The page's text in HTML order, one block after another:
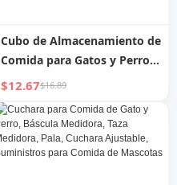
Cubo de Almacenamiento de
Comida para Gatos y Perros,
Barril Sellado a Prueba de
Humedad, Cubo de
Almacenamiento de Comida
para Gatos 10,00 kg, Cubo
de Grano para
$12.67$16.89